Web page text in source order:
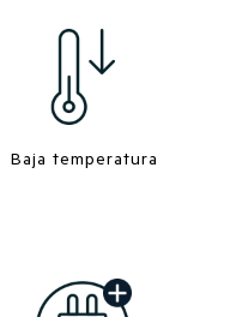
Baja temperatura